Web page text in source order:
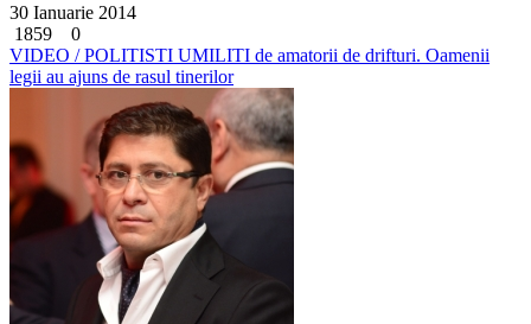
30 Ianuarie 2014
1859
0
VIDEO / POLITISTI UMILITI de amatorii de drifturi. Oamenii
legii au ajuns de rasul tinerilor